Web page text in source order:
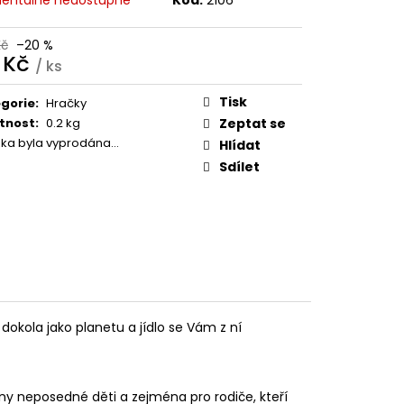
–20 %
Kč / ks
: Hračky
: 0.2 kg
byla vyprodána…
Tisk
Zeptat se
Hlídat
Sdílet
jako planetu a jídlo se Vám z ní
neposedné děti a zejména pro rodiče, kteří